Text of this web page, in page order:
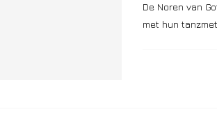
De Noren van
met hun